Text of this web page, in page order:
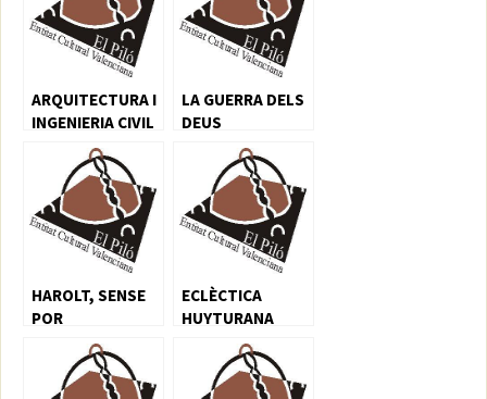
ARQUITECTURA I
INGENIERIA CIVIL
DE CARÀCTER
RURAL I AGRARI
EN EL TERRITORI
DE BURJASSOT I
LA SEUA AREA
INMEDIATA.
LA GUERRA DELS
DEUS
HAROLT, SENSE
POR
ECLÈCTICA
HUYTURANA